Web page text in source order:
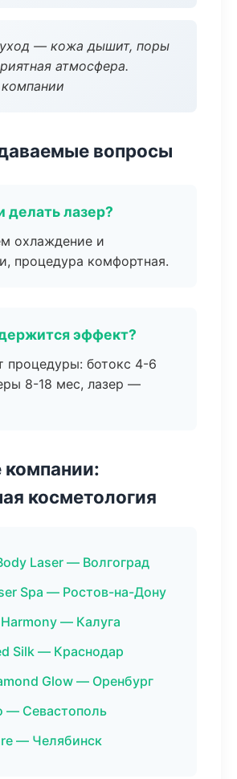
— кожа дышит, поры
атмосфера.
вопросы
делать лазер?
охлаждение и
процедура комфортная.
эффект?
процедуры: ботокс 4-6
8-18 мес, лазер —
косметология
Laser — Волгоград
Spa — Ростов-на-Дону
— Калуга
Silk — Краснодар
Glow — Оренбург
— Севастополь
— Челябинск